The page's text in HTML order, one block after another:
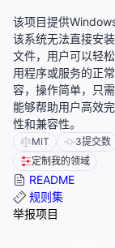
该项目提供
该系统无法直接安
文件，用户可以轻
用程序或服务的正
容，操作简单，只
能够帮助用户高效
性和兼容性。
MIT 3提交数
定制我的领域
README
规则集
举报项目